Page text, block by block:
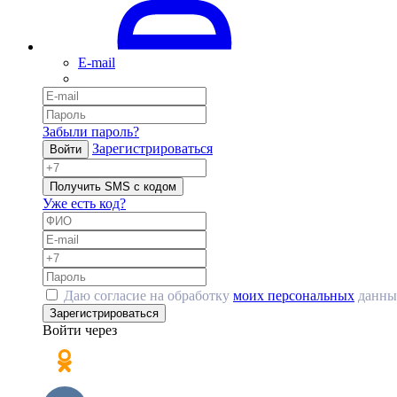
E-mail
Забыли пароль?
Войти Зарегистрироваться
Получить SMS с кодом
Уже есть код?
Даю согласие на обработку моих персональных
Зарегистрироваться
Войти через